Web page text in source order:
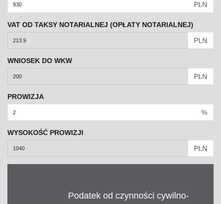
PLN
VAT OD TAKSY NOTARIALNEJ (OPŁATY NOTARIALNEJ)
PLN
WNIOSEK DO WKW
PLN
PROWIZJA
%
WYSOKOŚĆ PROWIZJI
PLN
Podatek od czynności cywilno-